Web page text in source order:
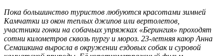
Пока большинство туристов любуются красотами зимней
Камчатки из окон теплых джипов или вертолетов,
участники гонки на собачьих упряжках «Берингия» проходят
сотни километров сквозь пургу и мороз. 23-летняя каюр Анна
Семашкина выросла в окружении ездовых собак и суровой